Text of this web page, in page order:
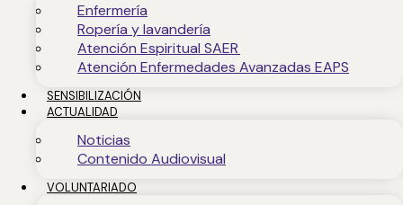
Enfermería
Ropería y lavandería
Atención Espiritual SAER
Atención Enfermedades Avanzadas EAPS
SENSIBILIZACIÓN
ACTUALIDAD
Noticias
Contenido Audiovisual
VOLUNTARIADO